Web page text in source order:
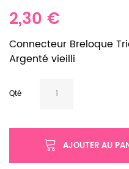
2,30 €
Connecteur Breloque
Argenté vieilli
Qté
AJOUTER AU